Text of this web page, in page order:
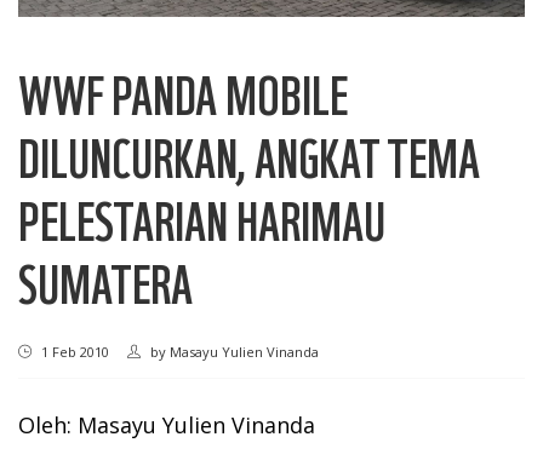
WWF PANDA MOBILE
DILUNCURKAN, ANGKAT TEMA
PELESTARIAN HARIMAU
SUMATERA
1 Feb 2010 by Masayu Yulien Vinanda
Oleh: Masayu Yulien Vinanda